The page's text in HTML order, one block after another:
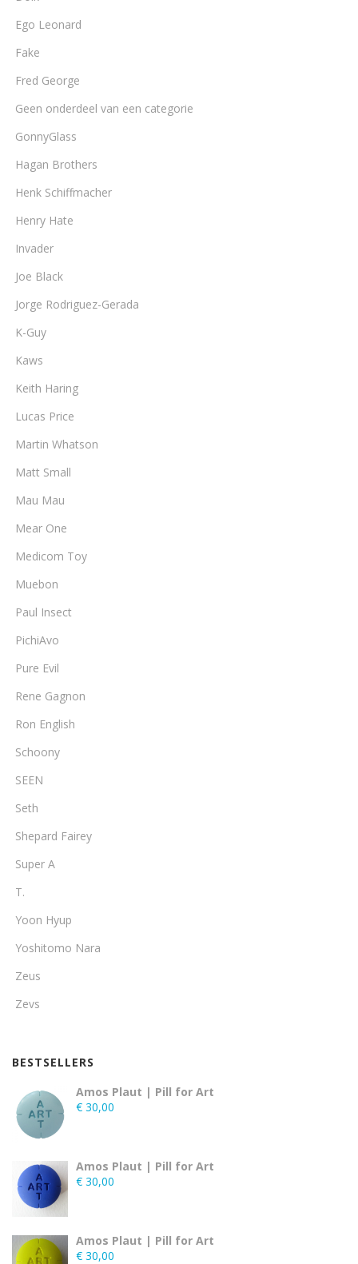
Ego Leonard
Fake
Fred George
Geen onderdeel van een categorie
GonnyGlass
Hagan Brothers
Henk Schiffmacher
Henry Hate
Invader
Joe Black
Jorge Rodriguez-Gerada
K-Guy
Kaws
Keith Haring
Lucas Price
Martin Whatson
Matt Small
Mau Mau
Mear One
Medicom Toy
Muebon
Paul Insect
PichiAvo
Pure Evil
Rene Gagnon
Ron English
Schoony
SEEN
Seth
Shepard Fairey
Super A
T.
Yoon Hyup
Yoshitomo Nara
Zeus
Zevs
BESTSELLERS
Amos Plaut | Pill for Art
€ 30,00
Amos Plaut | Pill for Art
€ 30,00
Amos Plaut | Pill for Art
€ 30,00